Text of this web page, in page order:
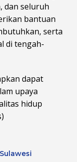
dan seluruh
bantuan
serta
di tengah-
dapat
upaya
hidup